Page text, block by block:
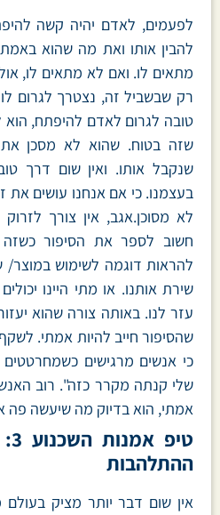
לפעמים, לאדם יהיה קשה
להבין אותו ואת מה שהוא
מתאים לו. ואם לא מתאים לו,
רק שבשביל זה, נצטרך לגרום
טובה לגרום לאדם להיפתח,
שזה בטוח. שהוא לא מסכן
שנקבל אותו. ואין שום דרך
בעצמנו. כי אם אנחנו עושים את
לא מסוכן.אגב, אין צורך
חשוב לספר את הסיפור כשזה
להראות דוגמה לשימוש במוצר/
שירת אותנו. או מתי היינו
עזר לנו. באותה צורה שהוא
שהסיפור חייב להיות אמתי.
כי אנשים מרגישים
שלי קנתה מקרר כזה". רוב
אמתי, הוא בדיוק מה שיעשה פה
ההתלהבות
אין שום דבר יותר מציק